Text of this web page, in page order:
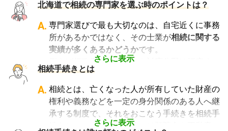
北海道で相続の専門家を選ぶ時のポイントは？
さらに表示
A. 専門家選びで最も大切なのは、自宅近くに事務
所があるかではなく、その士業が相続に関する
実績が多くあるかどうかです。
例えば行政書士といっても対応分野は幅広く、
法人設立や許認可申請など法人業務を中心に行
っている行政書士に相続手続きの相談をして
も、期待した結果は得られないでしょう。
また税理士であれば、相続は税理士試験の必修
科目でないことから資格試験を取る時に選択し
相続手続きとは
さらに表示
A. 相続とは、亡くなった人が所有していた財産の
権利や義務などを一定の身分関係のある人へ継
承する制度で、それをおこなう手続きを相続手
続きといいます。具体的には預貯金や不動産、